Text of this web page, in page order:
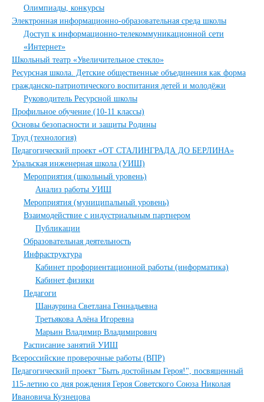
Олимпиады, конкурсы
Электронная информационно-образовательная среда школы
Доступ к информационно-телекоммуникационной сети
«Интернет»
Школьный театр «Увеличительное стекло»
Ресурсная школа. Детские общественные объединения как форма
гражданско-патриотического воспитания детей и молодёжи
Руководитель Ресурсной школы
Профильное обучение (10-11 классы)
Основы безопасности и защиты Родины
Труд (технология)
Педагогический проект «ОТ СТАЛИНГРАДА ДО БЕРЛИНА»
Уральская инженерная школа (УИШ)
Мероприятия (школьный уровень)
Анализ работы УИШ
Мероприятия (муниципальный уровень)
Взаимодействие с индустриальным партнером
Публикации
Образовательная деятельность
Инфраструктура
Кабинет профориентационной работы (информатика)
Кабинет физики
Педагоги
Шанаурина Светлана Геннадьевна
Третьякова Алёна Игоревна
Марьин Владимир Владимирович
Расписание занятий УИШ
Всероссийские проверочные работы (ВПР)
Педагогический проект "Быть достойным Героя!", посвященный
115-летию со дня рождения Героя Советского Союза Николая
Ивановича Кузнецова